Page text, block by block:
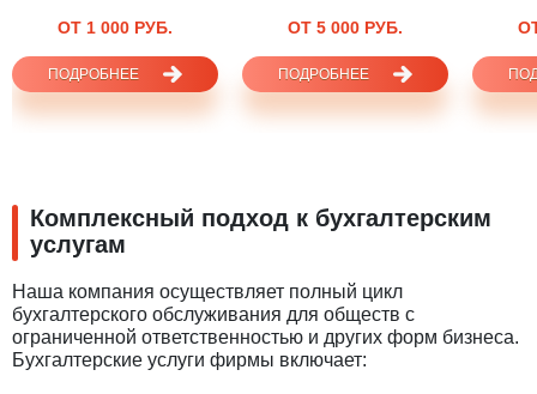
ОТ 1 000 РУБ.
ПОДРОБНЕЕ
ОТ 5 000 РУБ.
ПОДРОБНЕЕ
Комплексный подход к бухгалтерским
услугам
Наша компания осуществляет полный цикл
бухгалтерского обслуживания для обществ с
ограниченной ответственностью и других форм бизнеса.
Бухгалтерские услуги фирмы включает: